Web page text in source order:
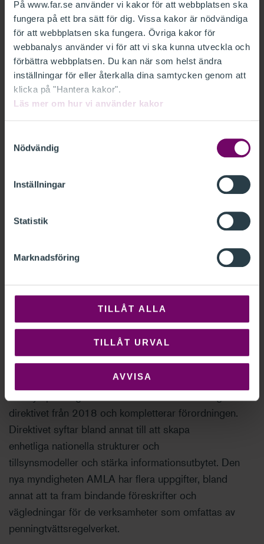
På www.far.se använder vi kakor för att webbplatsen ska
fungera på ett bra sätt för dig. Vissa kakor är nödvändiga
för att webbplatsen ska fungera. Övriga kakor för
webbanalys använder vi för att vi ska kunna utveckla och
förbättra webbplatsen. Du kan när som helst ändra
inställningar för eller återkalla dina samtycken genom att
klicka på "Hantera kakor".
Läs mer om hur vi använder kakor
Nödvändig
Inställningar
Statistik
Marknadsföring
TILLÅT ALLA
TILLÅT URVAL
AVVISA
EU har länge reglerat penningtvätt genom direktiv som
medlemsstaterna själva har implementerat i sin
nationella lagstiftning. Detta har lett till olika krav
och tillämpning i medlemsländerna. Genom att gå över
till en EU-förordning, som gäller direkt i alla
medlemsstater, vill EU uppnå en enhetlig och
medlemsländer.
regelverket
Förordningen innebär att en bredare
penningtvättsregelverket, bland annat personer som
handlar med varor av högt värde, fotbollsagenter och
leverantörer av kryptotillgångstjänster. Vidare
införs tydligare och mer harmoniserade krav på interna
AMLA tar fram föreskrifter och
vägledningar
direktivet från 2018 och kompletterar förordningen.
Direktivet syftar bland annat till att skapa
enhetliga nationella strukturer och
tillsynsmodeller och stärka informationsutbytet. Den
nya myndigheten AMLA har flera uppgifter, bland
annat att ta fram bindande föreskrifter och
vägledningar för de verksamheter som omfattas av
penningtvättsregelverket.